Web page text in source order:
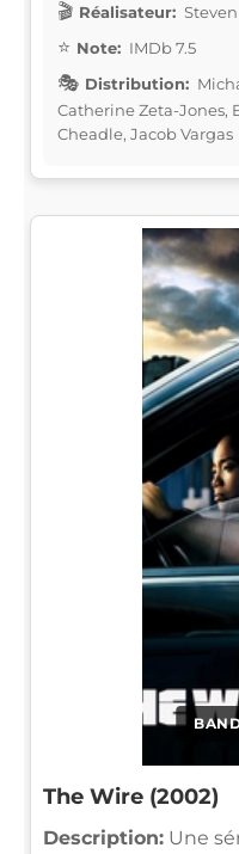
Réalisateur:
Note: IMDb 7.5
Distribution:
Catherine Zeta-Jones,
Cheadle, Jacob Vargas
The Wire (2002)
Description: Une